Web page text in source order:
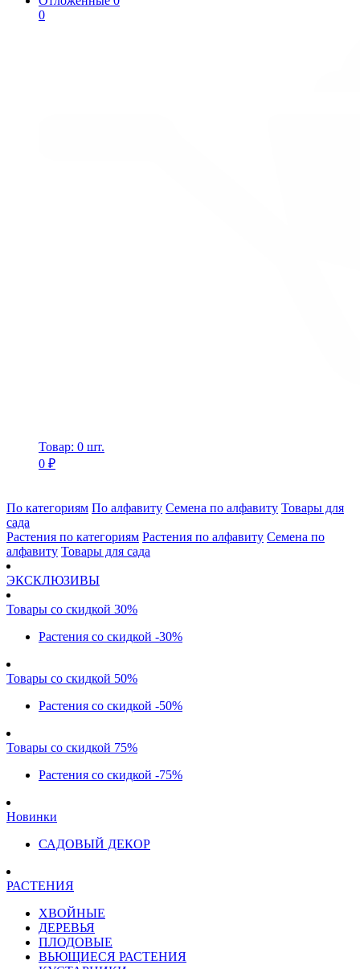
0
Товар: 0 шт.
0 ₽
По категориям По алфавиту Семена по алфавиту Товары для
сада
Растения по категориям Растения по алфавиту Семена по
алфавиту Товары для сада
ЭКСКЛЮЗИВЫ
Товары со скидкой 30%
Растения со скидкой -30%
Товары со скидкой 50%
Растения со скидкой -50%
Товары со скидкой 75%
Растения со скидкой -75%
Новинки
САДОВЫЙ ДЕКОР
РАСТЕНИЯ
ХВОЙНЫЕ
ДЕРЕВЬЯ
ПЛОДОВЫЕ
ВЬЮЩИЕСЯ РАСТЕНИЯ